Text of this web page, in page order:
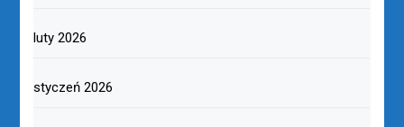
luty 2026
styczeń 2026